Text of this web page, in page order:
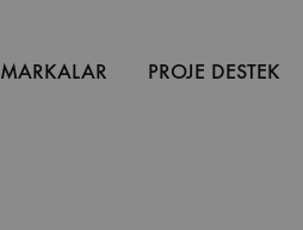
MARKALAR PROJE DESTEK